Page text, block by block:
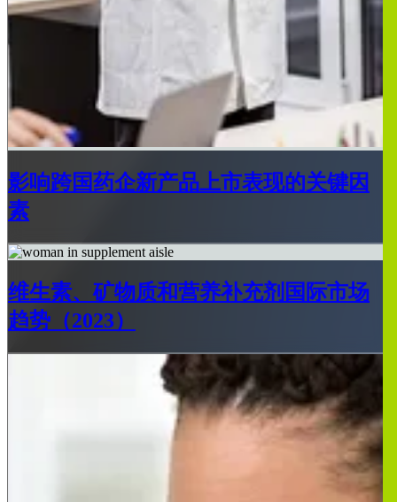
影响跨国药企新产品上市表现的关键因
素
维生素、矿物质和营养补充剂国际市场
趋势（2023）